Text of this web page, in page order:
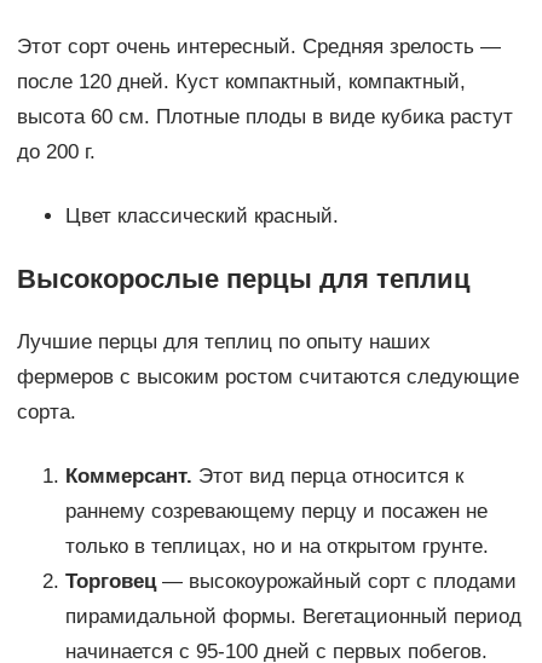
Этот сорт очень интересный. Средняя зрелость —
после 120 дней. Куст компактный, компактный,
высота 60 см. Плотные плоды в виде кубика растут
до 200 г.
Цвет классический красный.
Высокорослые перцы для теплиц
Лучшие перцы для теплиц по опыту наших
фермеров с высоким ростом считаются следующие
сорта.
Коммерсант. Этот вид перца относится к
раннему созревающему перцу и посажен не
только в теплицах, но и на открытом грунте.
Торговец— высокоурожайный сорт с плодами
пирамидальной формы. Вегетационный период
начинается с 95-100 дней с первых побегов.